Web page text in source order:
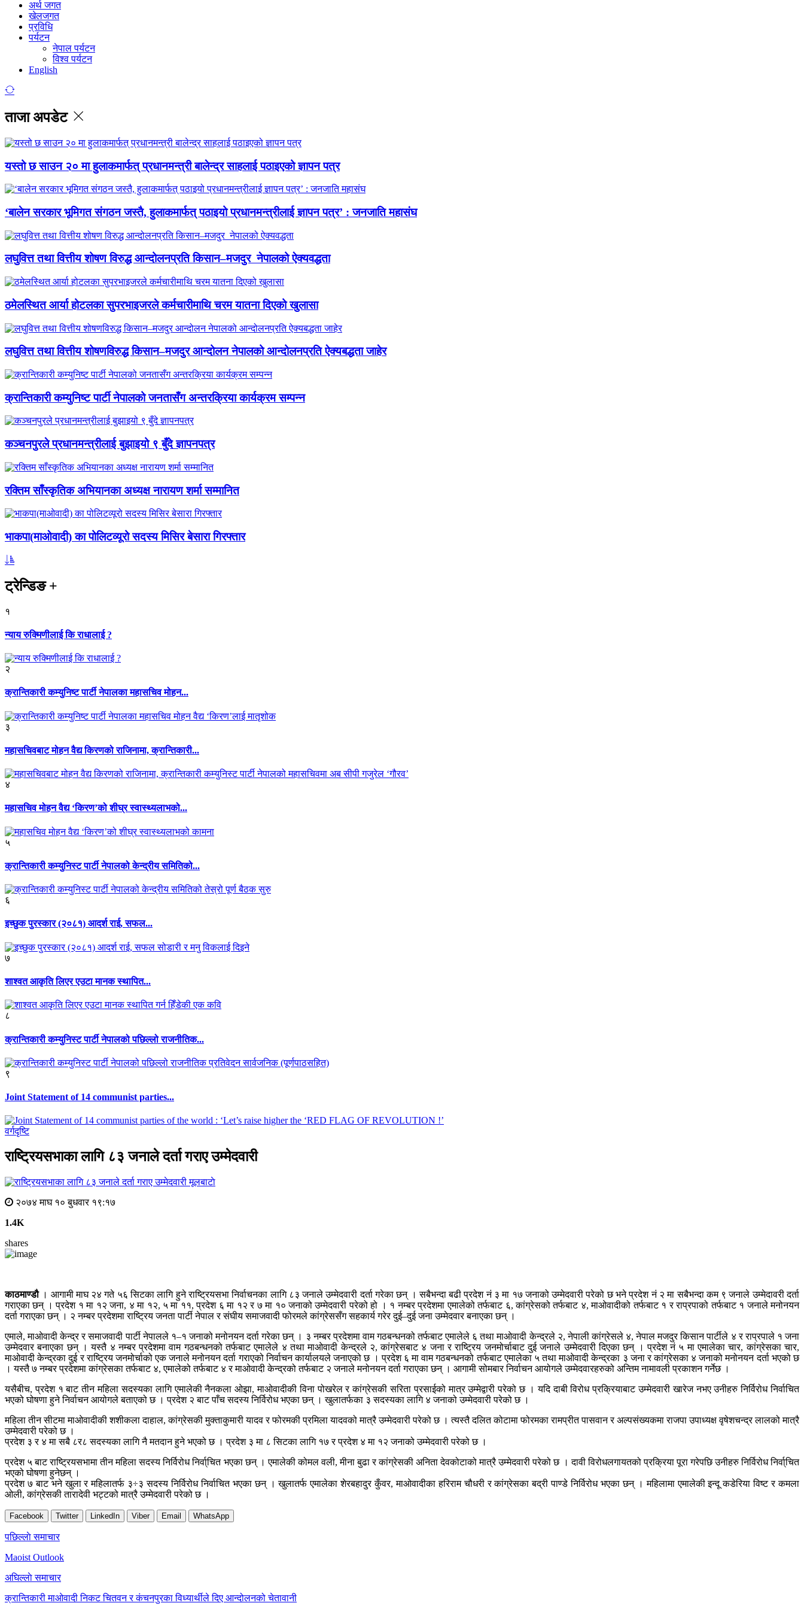
अर्थ जगत
खेलजगत
प्रविधि
पर्यटन
नेपाल पर्यटन
विश्व पर्यटन
English
ताजा अपडेट
यस्तो छ साउन २० मा हुलाकमार्फत् प्रधानमन्त्री बालेन्द्र साहलाई पठाइएको ज्ञापन पत्र
‘बालेन सरकार भूमिगत संगठन जस्तै, हुलाकमार्फत् पठाइयो प्रधानमन्त्रीलाई ज्ञापन पत्र’ : जनजाति महासंघ
लघुवित्त तथा वित्तीय शोषण विरुद्ध आन्दोलनप्रति किसान–मजदुर नेपालको ऐक्यवद्धता
ठमेलस्थित आर्या होटलका सुपरभाइजरले कर्मचारीमाथि चरम यातना दिएको खुलासा
लघुवित्त तथा वित्तीय शोषणविरुद्ध किसान–मजदुर आन्दोलन नेपालको आन्दोलनप्रति ऐक्यबद्धता जाहेर
क्रान्तिकारी कम्युनिष्ट पार्टी नेपालको जनतासँग अन्तरक्रिया कार्यक्रम सम्पन्न
कञ्चनपुरले प्रधानमन्त्रीलाई बुझाइयो ९ बुँदे ज्ञापनपत्र
रक्तिम साँस्कृतिक अभियानका अध्यक्ष नारायण शर्मा सम्मानित
भाकपा(माओवादी) का पोलिटव्यूरो सदस्य मिसिर बेसारा गिरफ्तार
ट्रेन्डिङ+
१
न्याय रुक्मिणीलाई कि राधालाई ?
२
क्रान्तिकारी कम्युनिष्ट पार्टी नेपालका महासचिव मोहन...
३
महासचिवबाट मोहन वैद्य किरणको राजिनामा, क्रान्तिकारी...
४
महासचिव मोहन वैद्य ‘किरण’को शीघ्र स्वास्थ्यलाभको...
५
क्रान्तिकारी कम्युनिस्ट पार्टी नेपालको केन्द्रीय समितिको...
६
इच्छुक पुरस्कार (२०८१) आदर्श राई, सफल...
७
शाश्वत आकृति लिएर एउटा मानक स्थापित...
८
क्रान्तिकारी कम्युनिस्ट पार्टी नेपालको पछिल्लो राजनीतिक...
९
Joint Statement of 14 communist parties...
वर्गदृष्टि
राष्ट्रियसभाका लागि ८३ जनाले दर्ता गराए उम्मेदवारी
मूलबाटाे
२०७४ माघ १० बुधवार १९:१७
1.4K
shares
काठमाण्डौ। आगामी माघ २४ गते ५६ सिटका लागि हुने राष्ट्रियसभा निर्वाचनका लागि ८३ जनाले उम्मेदवारी दर्ता गरेका छन् । सबैभन्दा बढी प्रदेश नं ३ मा १७ जनाको उम्मेदवारी परेको छ भने प्रदेश नं २ मा सबैभन्दा कम ९ जनाले उम्मेदावरी दर्ता
गराएका छन् । प्रदेश १ मा १२ जना, ४ मा १२, ५ मा ११, प्रदेश ६ मा १२ र ७ मा १० जनाको उम्मेदवारी परेको हो । १ नम्बर प्रदेशमा एमालेको तर्फबाट ६, कांग्रेसको तर्फबाट ४, माओवादीको तर्फबाट १ र राप्रपाको तर्फबाट १ जनाले मनोनयन
दर्ता गराएका छन् । २ नम्बर प्रदेशमा राष्ट्रिय जनता पार्टी नेपाल र संघीय समाजवादी फोरमले कांग्रेससँग सहकार्य गरेर दुई–दुई जना उम्मेदवार बनाएका छन् ।
एमाले, माओवादी केन्द्र र समाजवादी पार्टी नेपालले १–१ जनाको मनोनयन दर्ता गरेका छन् । ३ नम्बर प्रदेशमा वाम गठबन्धनको तर्फबाट एमालेले ६ तथा माओवादी केन्द्रले २, नेपाली कांग्रेसले ४, नेपाल मजदुर किसान पार्टीले ४ र राप्रपाले १ जना
उम्मेदवार बनाएका छन् । यस्तै ४ नम्बर प्रदेशमा वाम गठबन्धनको तर्फबाट एमालेले ४ तथा माओवादी केन्द्रले २, कांग्रेसबाट ४ जना र राष्ट्रिय जनमोर्चाबाट दुई जनाले उम्मेदवारी दिएका छन् । प्रदेश नं ५ मा एमालेका चार, कांग्रेसका चार,
माओवादी केन्द्रका दुई र राष्ट्रिय जनमोर्चाको एक जनाले मनोनयन दर्ता गराएको निर्वाचन कार्यालयले जनाएको छ । प्रदेश ६ मा वाम गठबन्धनको तर्फबाट एमालेका ५ तथा माओवादी केन्द्रका ३ जना र कांग्रेसका ४ जनाको मनोनयन दर्ता भएको छ
। यस्तै ७ नम्बर प्रदेशमा कांग्रेसका तर्फबाट ४, एमालेको तर्फबाट ४ र माओवादी केन्द्रको तर्फबाट २ जनाले मनोनयन दर्ता गराएका छन् । आगामी सोमबार निर्वाचन आयोगले उम्मेदवारहरुको अन्तिम नामावली प्रकाशन गर्नेछ ।
यसैबीच, प्रदेश १ बाट तीन महिला सदस्यका लागि एमालेकी नैनकला ओझा, माओवादीकी विना पोखरेल र कांग्रेसकी सरिता प्रसाईको मात्र उम्मेद्वारी परेको छ । यदि दाबी विरोध प्रक्रियाबाट उम्मेदवारी खारेज नभए उनीहरु निर्विरोध निर्वाचित
भएको घोषणा हुने निर्वाचन आयोगले बताएको छ । प्रदेश २ बाट पाँच सदस्य निर्विरोध भएका छन् । खुलातर्फका ३ सदस्यका लागि ४ जनाको उम्मेदवारी परेको छ ।
महिला तीन सीटमा माओवादीकी शशीकला दाहाल, कांग्रेसकी मुक्ताकुमारी यादव र फोरमकी प्रमिला यादवको मात्रै उम्मेदवारी परेको छ । त्यस्तै दलित कोटामा फोरमका रामप्रीत पासवान र अल्पसंख्यकमा राजपा उपाध्यक्ष वृषेशचन्द्र लालको मात्रै
उम्मेदवारी परेको छ ।
प्रदेश ३ र ४ मा सबै ८र८ सदस्यका लागि नै मतदान हुने भएको छ । प्रदेश ३ मा ८ सिटका लागि १७ र प्रदेश ४ मा १२ जनाको उम्मेदवारी परेको छ ।
प्रदेश ५ बाट राष्ट्रियसभामा तीन महिला सदस्य निर्विरोध निर्वा्चित भएका छन् । एमालेकी कोमल वली, मीना बुढा र कांग्रेसकी अनिता देवकोटाको मात्रै उम्मेदवारी परेको छ । दावी विरोधलगायतको प्रक्रिया पूरा गरेपछि उनीहरु निर्विरोध निर्वा्चित
भएको घोषणा हुनेछन् ।
प्रदेश ७ बाट भने खुला र महिलातर्फ ३÷३ सदस्य निर्विरोध निर्वाचित भएका छन् । खुलातर्फ एमालेका शेरबहादुर कुँवर, माओवादीका हरिराम चौधरी र कांग्रेसका बद्री पाण्डे निर्विरोध भएका छन् । महिलामा एमालेकी इन्दू कडेरिया विष्ट र कमला
ओली, कांग्रेसकी तारादेवी भट्टको मात्रै उम्मेदवारी परेको छ ।
Facebook Twitter LinkedIn Viber Email WhatsApp
Post
navigation
पछिल्लाे समाचार
Maoist Outlook
अघिल्लाे समाचार
क्रान्तिकारी माओवादी निकट चितवन र कंचनपुरका विध्यार्थीले दिए आन्दोलनको चेतावानी